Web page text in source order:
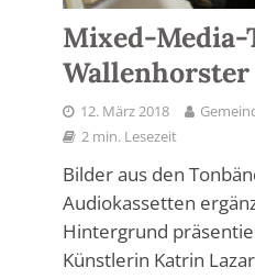
Mixed-
Wallenhorster
12. März 2018
2 min. Lesezeit
Bilder aus den
Audiokassetten
Hintergrund
Künstlerin Katrin